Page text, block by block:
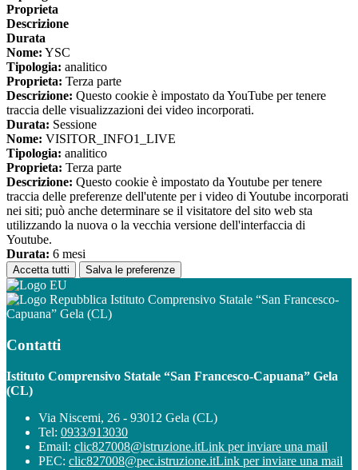
Proprieta
Descrizione
Durata
Nome: YSC
Tipologia: analitico
Proprieta: Terza parte
Descrizione: Questo cookie è impostato da YouTube per tenere
traccia delle visualizzazioni dei video incorporati.
Durata: Sessione
Nome: VISITOR_INFO1_LIVE
Tipologia: analitico
Proprieta: Terza parte
Descrizione: Questo cookie è impostato da Youtube per tenere
traccia delle preferenze dell'utente per i video di Youtube incorporati
nei siti; può anche determinare se il visitatore del sito web sta
utilizzando la nuova o la vecchia versione dell'interfaccia di
Youtube.
Durata: 6 mesi
Accetta tutti Salva le preferenze
Istituto Comprensivo Statale “San Francesco-
Capuana” Gela (CL)
Contatti
Istituto Comprensivo Statale “San Francesco-Capuana” Gela
(CL)
Via Niscemi, 26 - 93012 Gela (CL)
Tel: 0933/913030
Email: clic827008@istruzione.itLink per inviare una mail
PEC: clic827008@pec.istruzione.itLink per inviare una mail